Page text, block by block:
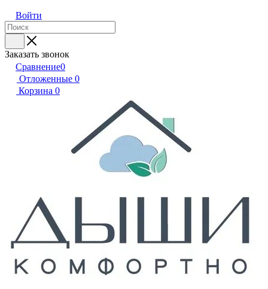
Войти
Заказать звонок
Сравнение0
Отложенные 0
Корзина 0